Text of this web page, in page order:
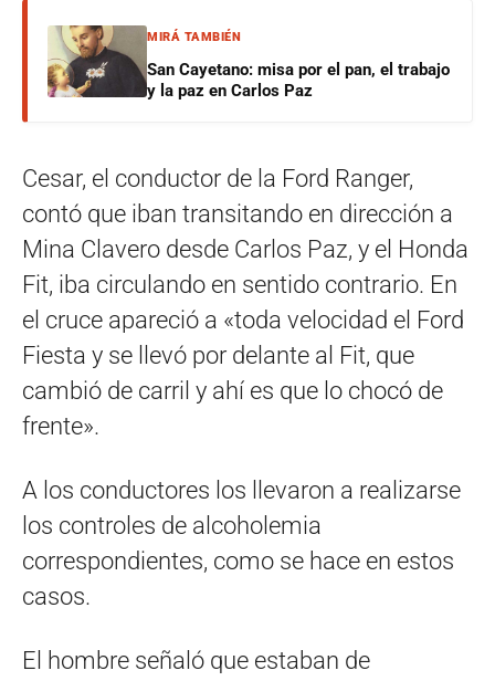
MIRÁ TAMBIÉN
San Cayetano: misa por el pan, el trabajo
y la paz en Carlos Paz
Cesar, el conductor de la Ford Ranger,
contó que iban transitando en dirección a
Mina Clavero desde Carlos Paz, y el Honda
Fit, iba circulando en sentido contrario. En
el cruce apareció a «toda velocidad el Ford
Fiesta y se llevó por delante al Fit, que
cambió de carril y ahí es que lo chocó de
frente».
A los conductores los llevaron a realizarse
los controles de alcoholemia
correspondientes, como se hace en estos
casos.
El hombre señaló que estaban de